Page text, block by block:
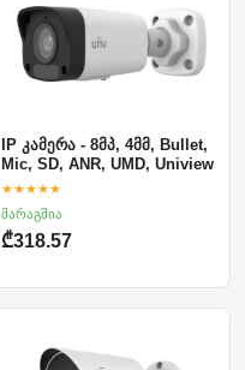
IP კამერა - 8მპ, 4მმ, Bullet,
Mic, SD, ANR, UMD, Uniview
★★★★★
მარაგშია
₾318.57